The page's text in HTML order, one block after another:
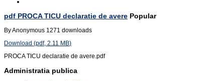
pdf PROCA TICU declaratie de avere Popular
ByAnonymous 1271 downloads
Download (pdf, 2.11 MB)
PROCA TICU declaratie de avere.pdf
Administratia publica